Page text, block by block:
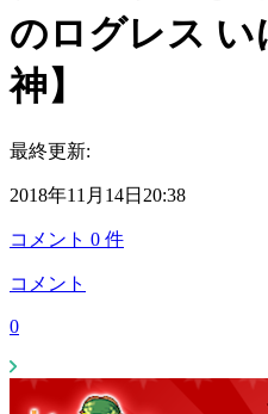
のログレス い
神】
最終更新:
2018年11月14日20:38
コメント 0 件
コメント
0